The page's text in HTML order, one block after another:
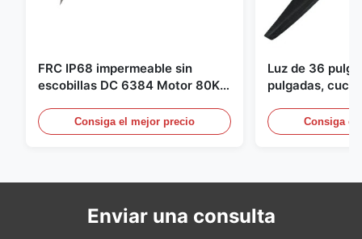
FRC IP68 impermeable sin
escobillas DC 6384 Motor 80KV
surf propulsor submarino hidro
Consiga el mejor precio
Luz de 36
pulgadas,
pulgadas para
Consiga el
Enviar una consulta